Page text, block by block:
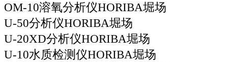
OM-10溶氧分析仪HORIBA堀场
U-50分析仪HORIBA堀场
U-20XD分析仪HORIBA堀场
U-10水质检测仪HORIBA堀场